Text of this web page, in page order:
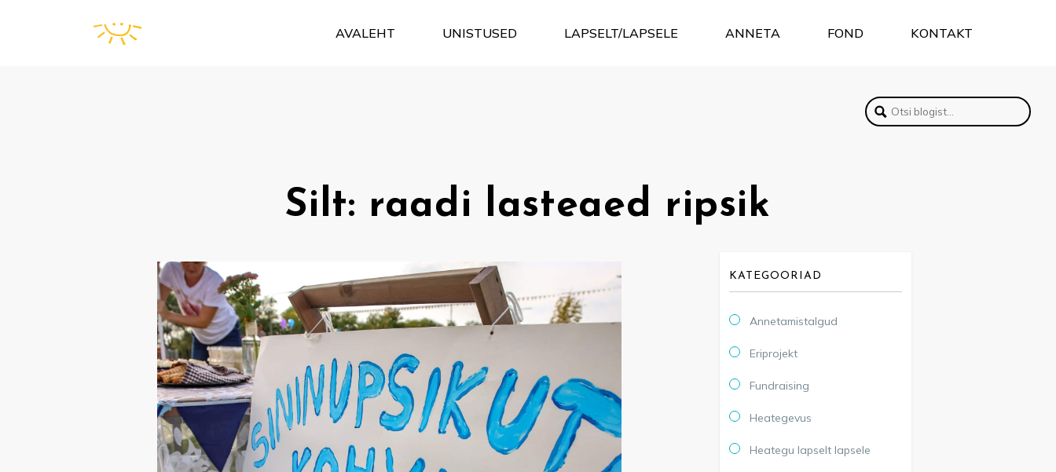
AVALEHT UNISTUSED LAPSELT/LAPSELE ANNETA FOND KONTAKT
Silt: raadi lasteaed ripsik
KATEGOORIAD
Annetamistalgud
Eriprojekt
Fundraising
Heategevus
Heategu lapselt lapsele